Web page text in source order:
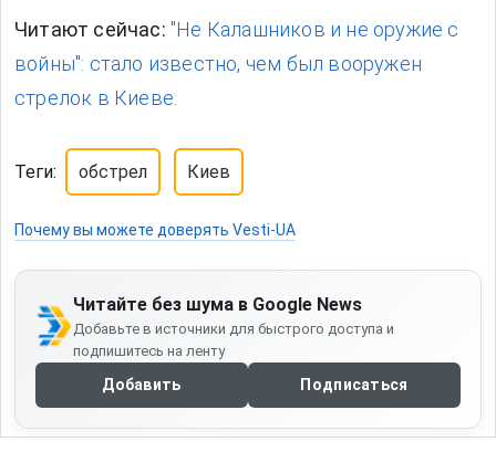
Читают сейчас: "Не Калашников и не оружие с
войны": стало известно, чем был вооружен
стрелок в Киеве.
Теги: обстрел Киев
Почему вы можете доверять Vesti-UA
Читайте без шума в Google News
Добавьте в источники для быстрого доступа и
подпишитесь на ленту
Добавить Подписаться